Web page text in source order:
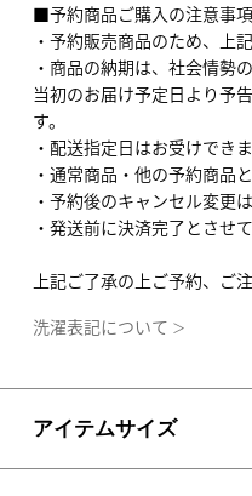
■予約商品ご購入の注意事
・予約販売商品のため、上
・商品の納期は、社会情勢
当初のお届け予定日より予
す。
・配送指定日はお受けできま
・通常商品・他の予約商品
・予約後のキャンセル変更
・発送前に決済完了とさせ
上記ご了承の上ご予約、ご
洗濯表記について ＞
アイテムサイズ